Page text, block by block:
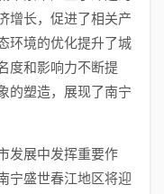
增长，促进了相关产
环境的优化提升了城
度和影响力不断提
的塑造，展现了南宁
发展中发挥重要作
宁盛世春江地区将迎